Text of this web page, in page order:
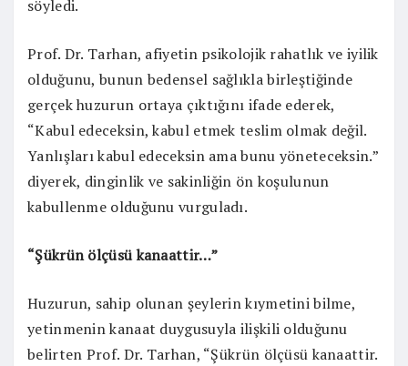
söyledi.
Prof. Dr. Tarhan, afiyetin psikolojik rahatlık ve iyilik
olduğunu, bunun bedensel sağlıkla birleştiğinde
gerçek huzurun ortaya çıktığını ifade ederek,
“Kabul edeceksin, kabul etmek teslim olmak değil.
Yanlışları kabul edeceksin ama bunu yöneteceksin.”
diyerek, dinginlik ve sakinliğin ön koşulunun
kabullenme olduğunu vurguladı.
“Şükrün ölçüsü kanaattir…”
Huzurun, sahip olunan şeylerin kıymetini bilme,
yetinmenin kanaat duygusuyla ilişkili olduğunu
belirten Prof. Dr. Tarhan, “Şükrün ölçüsü kanaattir.